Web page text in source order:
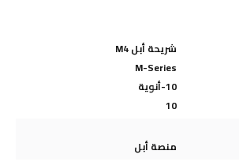
شريحة أبل M4
M-Series
10-أنوية
10
منصة أبل